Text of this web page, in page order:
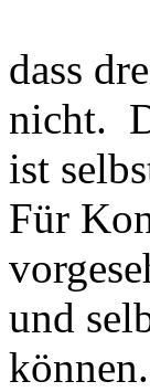
dass
nicht.
ist
Für
und
können.